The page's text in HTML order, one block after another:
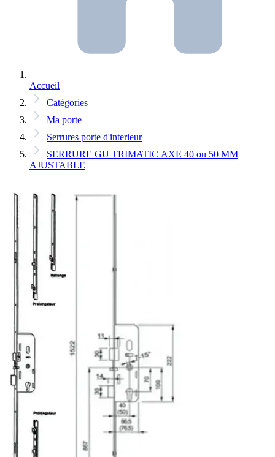
Accueil
Catégories
Ma porte
Serrures porte d'interieur
SERRURE GU TRIMATIC AXE 40 ou 50 MM
AJUSTABLE